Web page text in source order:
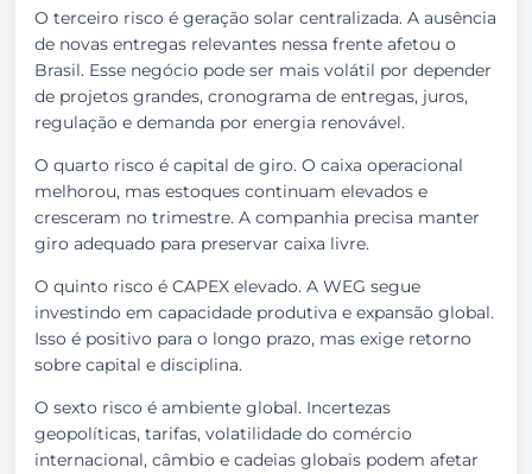
O terceiro risco é geração solar centralizada. A ausência
de novas entregas relevantes nessa frente afetou o
Brasil. Esse negócio pode ser mais volátil por depender
de projetos grandes, cronograma de entregas, juros,
regulação e demanda por energia renovável.
O quarto risco é capital de giro. O caixa operacional
melhorou, mas estoques continuam elevados e
cresceram no trimestre. A companhia precisa manter
giro adequado para preservar caixa livre.
O quinto risco é CAPEX elevado. A WEG segue
investindo em capacidade produtiva e expansão global.
Isso é positivo para o longo prazo, mas exige retorno
sobre capital e disciplina.
O sexto risco é ambiente global. Incertezas
geopolíticas, tarifas, volatilidade do comércio
internacional, câmbio e cadeias globais podem afetar